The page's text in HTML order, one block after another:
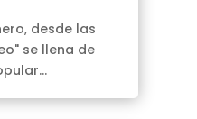
desde las
se llena de